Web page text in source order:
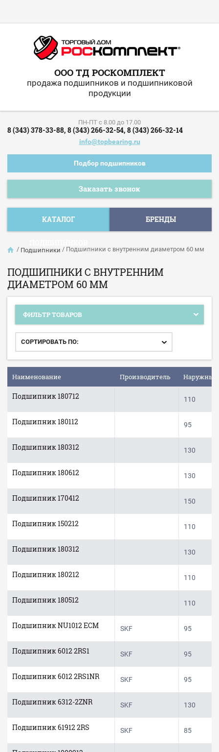
ООО ТД РОСКОМПЛЕКТ
продажа подшипников и подшипниковой
продукции
ПН-ПТ c 8.00 до 17.00
8 (343) 378-33-88, 8 (343) 266-32-54, 8 (343) 266-32-14
info@topbearing.ru
Подбор подшипников
Заказать звонок
КАТАЛОГ БРЕНДЫ
/ Подшипники / Подшипники с внутренним диаметром 60 мм
ПОДШИПНИКИ С ВНУТРЕННИМ
ДИАМЕТРОМ 60 ММ
ФИЛЬТР ТОВАРОВ
СОРТИРОВАТЬ ПО:
Наименование Производитель Наружный
Подшипник 180712 110
Подшипник 180112 95
Подшипник 180312 130
Подшипник 180612 130
Подшипник 170412 150
Подшипник 150212 110
Подшипник 180312 130
Подшипник 180212 110
Подшипник 180512 110
Подшипник NU1012 ECM SKF 95
Подшипник 6012 2RS1 SKF 95
Подшипник 6012 2RS1NR SKF 95
Подшипник 6312-2ZNR SKF 130
Подшипник 61912 2RS SKF 85